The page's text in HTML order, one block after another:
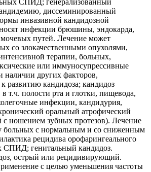
СПИД; генерализованный
диссеминированный
инвазивной кандидозной
инфекции брюшины, эндокарда,
путей. Лечение может
со злокачественными опухолями,
терапии, больных,
или иммуносупрессивные
наличии других факторов,
развитию кандидоза; кандидоз
т.ч. полости рта и глотки, пищевода,
инфекции, кандидурия,
оральный атрофический
с ношением зубных протезов). Лечение
больных с нормальным и со сниженным
рецидива орофарингеального
СПИД; генитальный кандидоз.
острый или рецидивирующий.
с целью уменьшения частоты